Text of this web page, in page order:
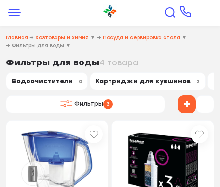
Главная → Хозтовары и химия ▼ → Посуда и сервировка стола ▼
→ Фильтры для воды ▼
Фильтры для воды4 товара
Водоочистители 0 Картриджи для кувшинов 2
Фильтры 3